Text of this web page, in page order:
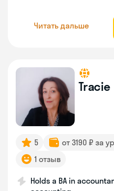
Читать дальше
Tracie
5 от 3190 ₽ за
1 отзыв
Holds a BA in